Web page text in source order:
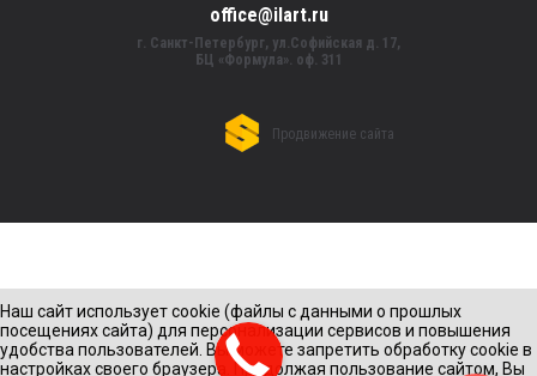
office@ilart.ru
г. Санкт-Петербург, ул.Софийская д. 17,
БЦ «Формула». оф. 311
Продвижение сайта
Наш сайт использует cookie (файлы с данными о прошлых
посещениях сайта) для персонализации сервисов и повышения
удобства пользователей. Вы можете запретить обработку cookie в
настройках своего браузера. Продолжая пользование сайтом, Вы